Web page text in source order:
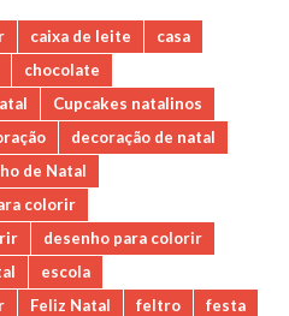
caixa de leite
casa
chocolate
Cupcakes natalinos
decoração de natal
de Natal
colorir
desenho para colorir
escola
Feliz Natal feltro
festa